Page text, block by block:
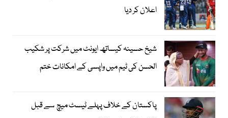
اعلان کر دیا
شیخ حسینہ کیساتھ ایونٹ میں شرکت پر شکیب
الحسن کی ٹیم میں واپسی کے امکانات ختم
پاکستان کے خلاف پہلے ٹیسٹ میچ سے قبل